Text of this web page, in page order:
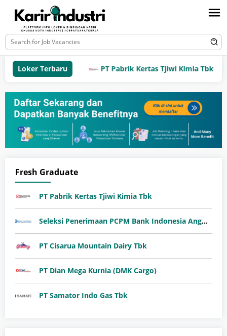
Loker Terbaru PT Pabrik Kertas Tjiwi Kimia Tbk
Fresh Graduate
PT Pabrik Kertas Tjiwi Kimia Tbk
Seleksi Penerimaan PCPM Bank Indonesia Angkatan 41
PT Cisarua Mountain Dairy Tbk
PT Dian Mega Kurnia (DMK Cargo)
PT Samator Indo Gas Tbk